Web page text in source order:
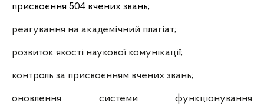
присвоєння 504 вчених звань;
реагування на академічний плагіат;
розвиток якості наукової комунікації;
контроль за присвоєнням вчених звань;
оновлення системи функціонування